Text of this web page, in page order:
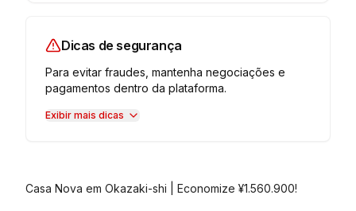
Dicas de segurança
Para evitar fraudes, mantenha negociações e
pagamentos dentro da plataforma.
Exibir mais dicas
Casa Nova em Okazaki-shi | Economize ¥1.560.900!